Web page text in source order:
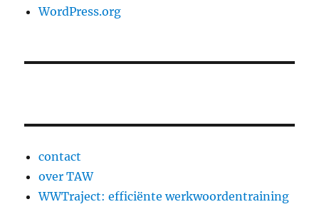
WordPress.org
contact
over TAW
WWTraject: efficiënte werkwoordentraining